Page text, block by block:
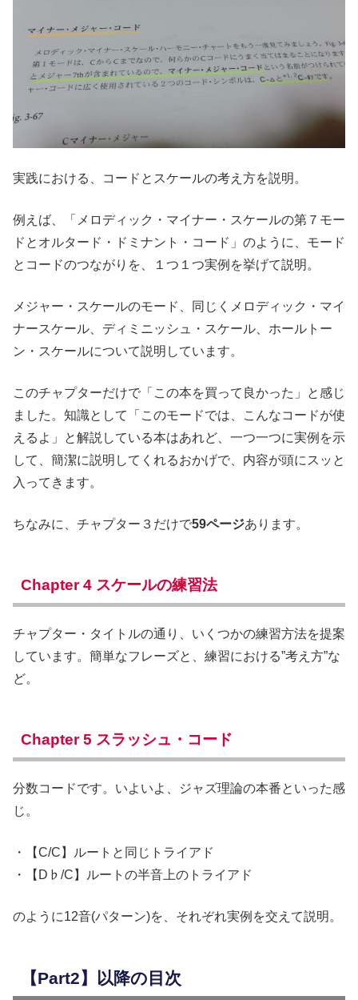
実践における、コードとスケールの考え方を説明。
例えば、「メロディック・マイナー・スケールの第７モー
ドとオルタード・ドミナント・コード」のように、モード
とコードのつながりを、１つ１つ実例を挙げて説明。
メジャー・スケールのモード、同じくメロディック・マイ
ナースケール、ディミニッシュ・スケール、ホールトー
ン・スケールについて説明しています。
このチャプターだけで「この本を買って良かった」と感じ
ました。知識として「このモードでは、こんなコードが使
えるよ」と解説している本はあれど、一つ一つに実例を示
して、簡潔に説明してくれるおかげで、内容が頭にスッと
入ってきます。
ちなみに、チャプター３だけで59ページあります。
Chapter 4 スケールの練習法
チャプター・タイトルの通り、いくつかの練習方法を提案
しています。簡単なフレーズと、練習における”考え方”な
ど。
Chapter 5 スラッシュ・コード
分数コードです。いよいよ、ジャズ理論の本番といった感
じ。
・【C/C】ルートと同じトライアド
・【D♭/C】ルートの半音上のトライアド
のように12音(パターン)を、それぞれ実例を交えて説明。
【Part2】以降の目次